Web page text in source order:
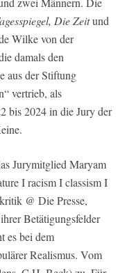
Die Zeitund
Wilke von der
damals den
aus der Stiftung
vertrieb, als
bis 2024 in die Jury der
Jurymitglied Maryam
I racism I classism I
@ Die Presse,
Betätigungsfelder
es bei dem
Realismus. Vom